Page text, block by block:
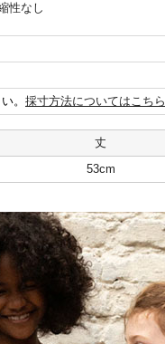
性なし
。 採寸方法についてはこちら
丈
53cm